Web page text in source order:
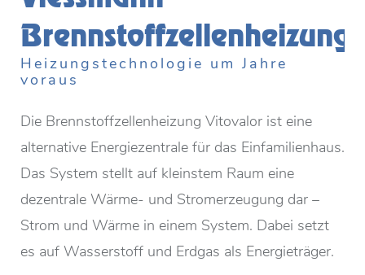
Brennstoffzellenheizung
Heizungstechnologie um Jahre
voraus
Die Brennstoffzellenheizung Vitovalor ist eine
alternative Energiezentrale für das Einfamilienhaus.
Das System stellt auf kleinstem Raum eine
dezentrale Wärme- und Stromerzeugung dar –
Strom und Wärme in einem System. Dabei setzt
es auf Wasserstoff und Erdgas als Energieträger.